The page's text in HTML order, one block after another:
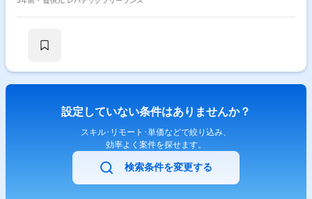
設定していない条件はありませんか？
スキル･リモート･単価などで絞り込み、
効率よく案件を探せます。
検索条件を変更する